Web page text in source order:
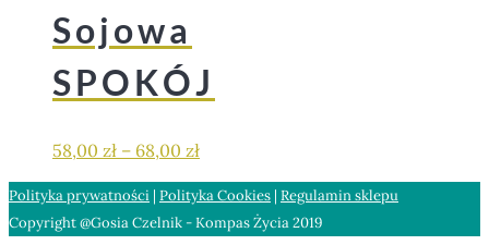
Sojowa
SPOKÓJ
58,00 zł – 68,00 zł
Polityka prywatności | Polityka Cookies | Regulamin sklepu
Copyright @Gosia Czelnik - Kompas Życia 2019